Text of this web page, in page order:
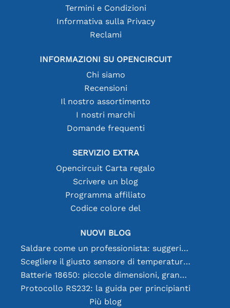
Termini e Condizioni
Informativa sulla Privacy
Reclami
INFORMAZIONI SU OPENCIRCUIT
Chi siamo
Recensioni
Il nostro assortimento
I nostri marchi
Domande frequenti
SERVIZIO EXTRA
Opencircuit Carta regalo
Scrivere un blog
Programma affiliato
Codice colore del
NUOVI BLOG
Saldare come un professionista: suggerimenti per connessioni elettroniche perfette
Scegliere il giusto sensore di temperatura [youtube]
Batterie 18650: piccole dimensioni, grandi prestazioni
Protocollo RS232: la guida per principianti
Più blog